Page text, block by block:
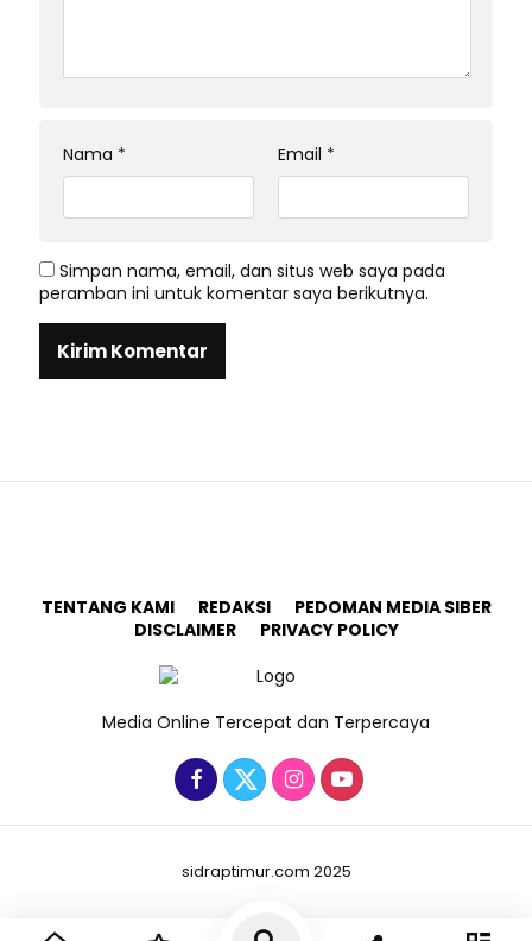
Nama * Email *
Simpan nama, email, dan situs web saya pada
peramban ini untuk komentar saya berikutnya.
TENTANG KAMI REDAKSI
PEDOMAN MEDIA SIBER
DISCLAIMER
PRIVACY POLICY
Media Online Tercepat dan Terpercaya
sidraptimur.com 2025